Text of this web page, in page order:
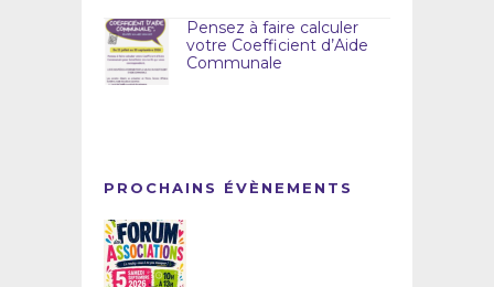
Pensez à faire calculer
votre Coefficient d’Aide
Communale
PROCHAINS ÉVÈNEMENTS